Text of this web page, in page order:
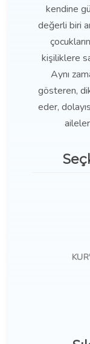
kendine
değerli biri
kişiliklere
Aynı
gösteren,
eder,